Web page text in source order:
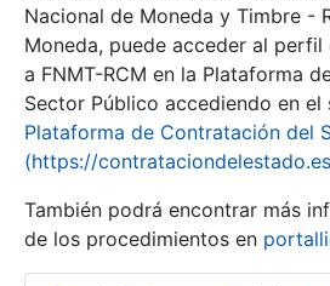
Erakutsi/Ezkutatu
Nacional de Moneda y Timbre -
Moneda, puede acceder al
a FNMT-RCM en la Plataforma
Sector Público accediendo en el
Plataforma de Contratación del
(https://
También podrá encontrar más
de los procedimientos en